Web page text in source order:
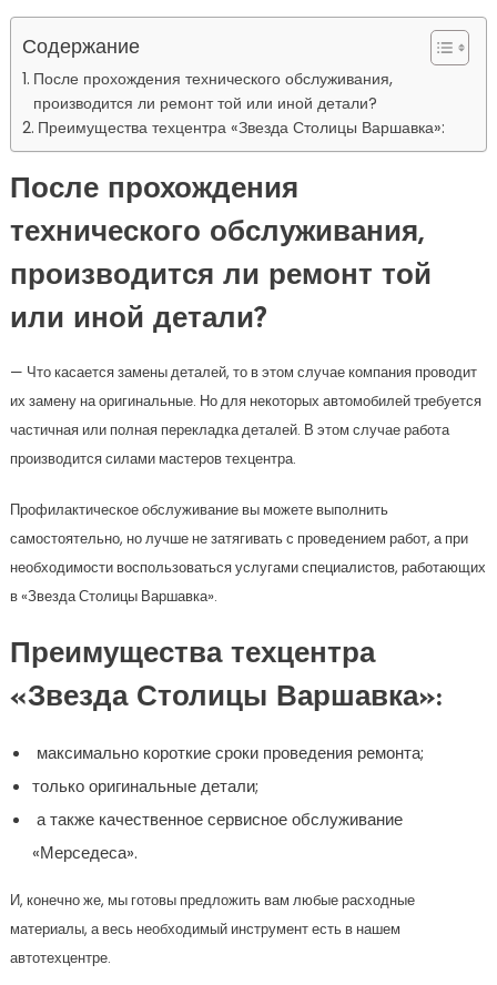
Содержание
После прохождения технического обслуживания,
производится ли ремонт той или иной детали?
Преимущества техцентра «Звезда Столицы Варшавка»:
После прохождения
технического обслуживания,
производится ли ремонт той
или иной детали?
— Что касается замены деталей, то в этом случае компания проводит
их замену на оригинальные. Но для некоторых автомобилей требуется
частичная или полная перекладка деталей. В этом случае работа
производится силами мастеров техцентра.
Профилактическое обслуживание вы можете выполнить
самостоятельно, но лучше не затягивать с проведением работ, а при
необходимости воспользоваться услугами специалистов, работающих
в «Звезда Столицы Варшавка».
Преимущества техцентра
«Звезда Столицы Варшавка»:
максимально короткие сроки проведения ремонта;
только оригинальные детали;
а также качественное сервисное обслуживание
«Мерседеса».
И, конечно же, мы готовы предложить вам любые расходные
материалы, а весь необходимый инструмент есть в нашем
автотехцентре.